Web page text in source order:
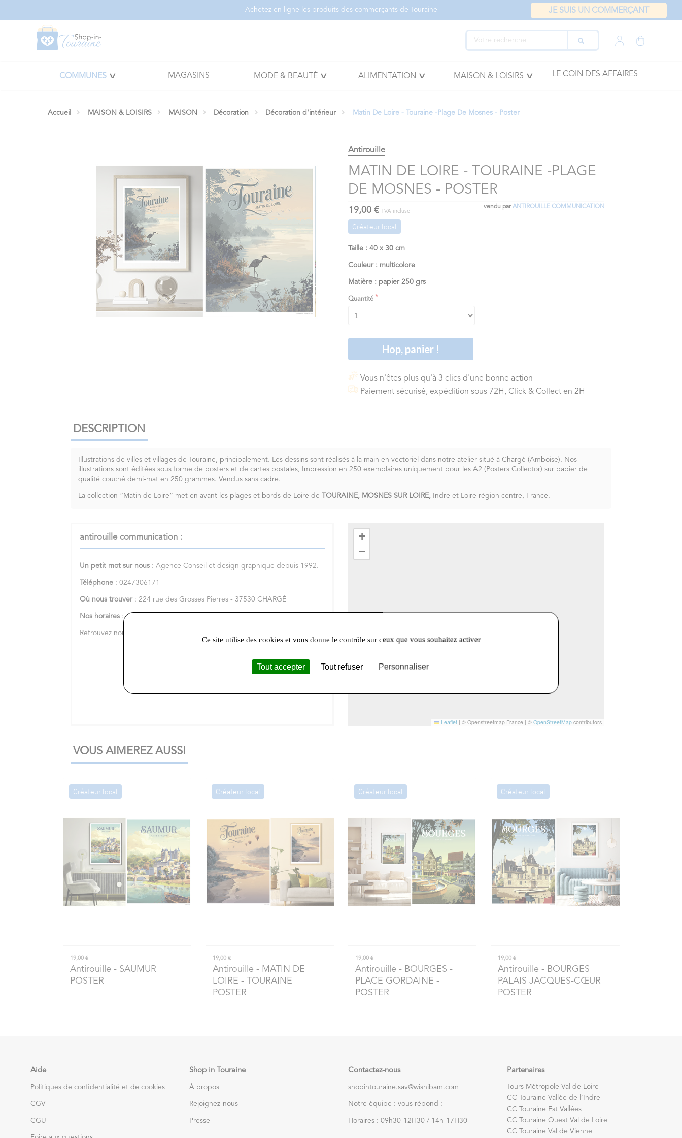
Achetez en ligne les produits des commerçants de Touraine JE SUIS UN COMMERÇANT
COMMUNES MAGASINS MODE & BEAUTÉ ALIMENTATION MAISON & LOISIRS LE COIN DES AFFAIRES
Accueil MAISON & LOISIRS MAISON Décoration Décoration d'intérieur Matin De Loire - Touraine -Plage De Mosnes - Poster
Antirouille
MATIN DE LOIRE - TOURAINE -PLAGE
DE MOSNES - POSTER
vendu parANTIROUILLE COMMUNICATION
19,00 € TVA incluse
Créateur local
Taille : 40 x 30 cm
Couleur : multicolore
Matière : papier 250 grs
Quantité
Hop, panier !
Vous n'êtes plus qu'à 3 clics d'une bonne action
Paiement sécurisé, expédition sous 72H, Click & Collect en 2H
DESCRIPTION
Illustrations de villes et villages de Touraine, principalement. Les dessins sont réalisés à la main en vectoriel dans notre atelier situé à Chargé (Amboise). Nos
illustrations sont éditées sous forme de posters et de cartes postales, Impression en 250 exemplaires uniquement pour les A2 (Posters Collector) sur papier de
qualité couché demi-mat en 250 grammes. Vendus sans cadre.
La collection “Matin de Loire” met en avant les plages et bords de Loire de TOURAINE, MOSNES SUR LOIRE, Indre et Loire région centre, France.
antirouille communication :
Un petit mot sur nous : Agence Conseil et design graphique depuis 1992.
Téléphone : 0247306171
Où nous trouver : 224 rue des Grosses Pierres - 37530 CHARGÉ
Nos horaires : 09 - 18 heures du lundi au vendredi
Retrouvez nous sur notre
+
−
Leaflet | © Openstreetmap France | © OpenStreetMapcontributors
VOUS AIMEREZ AUSSI
Créateur local
19,00 €
Antirouille - SAUMUR
POSTER
Créateur local
19,00 €
Antirouille - MATIN DE
LOIRE - TOURAINE
POSTER
Créateur local
19,00 €
Antirouille - BOURGES -
PLACE GORDAINE -
POSTER
Créateur local
19,00 €
Antirouille - BOURGES
PALAIS JACQUES-CŒUR
POSTER
Aide
Politiques de confidentialité et de cookies
CGV
CGU
Shop in Touraine
À propos
Rejoignez-nous
Presse
Contactez-nous
shopintouraine.sav@wishibam.com
Notre équipe : vous répond :
Horaires : 09h30-12H30 / 14h-17H30
Partenaires
Tours Métropole Val de Loire
CC Touraine Vallée de l’Indre
CC Touraine Est Vallées
CC Touraine Ouest Val de Loire
CC Touraine Val de Vienne
Ce site utilise des cookies et vous donne le contrôle sur ceux que vous souhaitez activer
Tout accepter Tout refuser Personnaliser